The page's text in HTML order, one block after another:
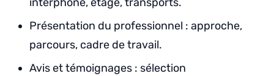
Présentation du professionnel : approche,
parcours, cadre de travail.
Avis et témoignages : sélection